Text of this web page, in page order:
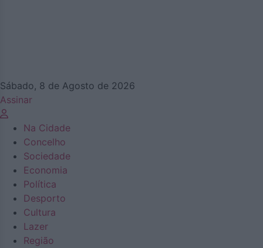
Sábado, 8 de Agosto de 2026
Assinar
Na Cidade
Concelho
Sociedade
Economia
Política
Desporto
Cultura
Lazer
Região